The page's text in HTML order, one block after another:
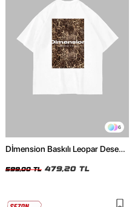
6
Dİmension Baskılı Leopar Desenli
Tshirt
599,00 TL 479,20 TL